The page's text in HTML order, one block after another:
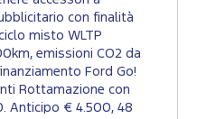
con finalità
misto WLTP
emissioni CO2 da
Ford Go!
Rottamazione con
Anticipo € 4.500, 48